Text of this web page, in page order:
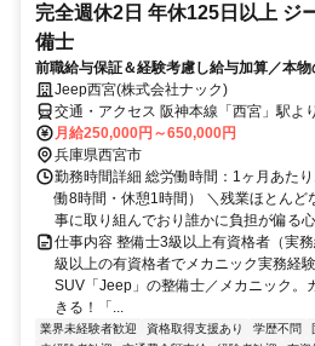
完全週休2日 年休125日以上 ジ
備士
前職給与保証＆経験考慮し給与加算／本物
Jeep西宮(株式会社ナック)
交通・アクセス 阪神本線「西宮」駅よ
駅より徒歩6分
月給250,000円～650,000円
兵庫県西宮市
勤務時間詳細 総労働時間：1ヶ月あた
働8時間・休憩1時間） ＼残業ほとんど
事に取り組んでおり誰かに負担が偏る
仕事内容 整備士3級以上有資格者（実
級以上の有資格者でメカニック実務経
SUV「Jeep」の整備士／メカニック。
きる！「...
業界未経験者歓迎 資格取得支援あり 学歴不問